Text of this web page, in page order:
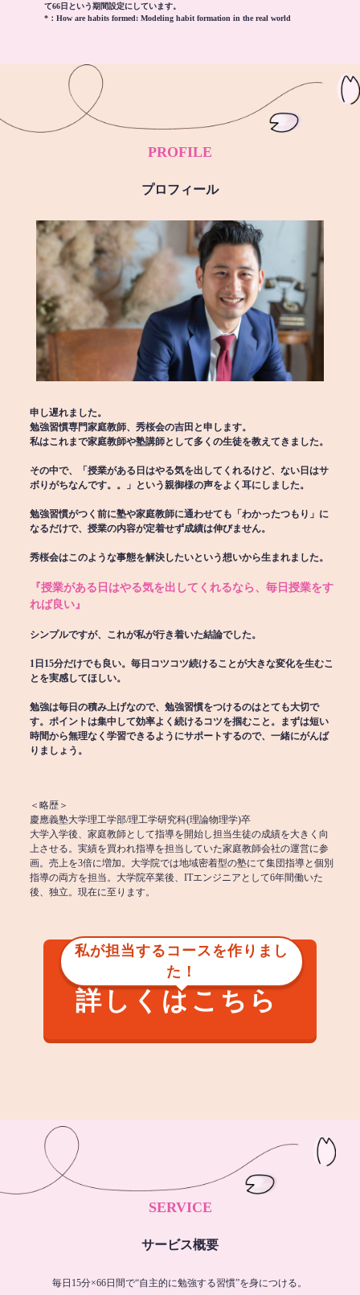
て66日という期間設定にしています。
*： How are habits formed: Modeling habit formation in the real world
PROFILE
プロフィール
申し遅れました。
勉強習慣専門家庭教師、秀桜会の吉田と申します。
私はこれまで家庭教師や塾講師として多くの生徒を教えてきました。
その中で、「授業がある日はやる気を出してくれるけど、ない日はサ
ボりがちなんです。。」という親御様の声をよく耳にしました。
勉強習慣がつく前に塾や家庭教師に通わせても「わかったつもり」に
なるだけで、授業の内容が定着せず成績は伸びません。
秀桜会はこのような事態を解決したいという想いから生まれました。
『授業がある日はやる気を出してくれるなら、毎日授業をす
れば良い』
シンプルですが、これが私が行き着いた結論でした。
1日15分だけでも良い。毎日コツコツ続けることが大きな変化を生むこ
とを実感してほしい。
勉強は毎日の積み上げなので、勉強習慣をつけるのはとても大切で
す。ポイントは集中して効率よく続けるコツを掴むこと。まずは短い
時間から無理なく学習できるようにサポートするので、一緒にがんば
りましょう。
＜略歴＞
慶應義塾大学理工学部/理工学研究科(理論物理学)卒
大学入学後、家庭教師として指導を開始し担当生徒の成績を大きく向
上させる。実績を買われ指導を担当していた家庭教師会社の運営に参
画。売上を3倍に増加。大学院では地域密着型の塾にて集団指導と個別
指導の両方を担当。大学院卒業後、ITエンジニアとして6年間働いた
後、独立。現在に至ります。
私が担当するコースを作りまし
た！
詳しくはこちら
SERVICE
サービス概要
毎日15分×66日間で“自主的に勉強する習慣”を身につける。